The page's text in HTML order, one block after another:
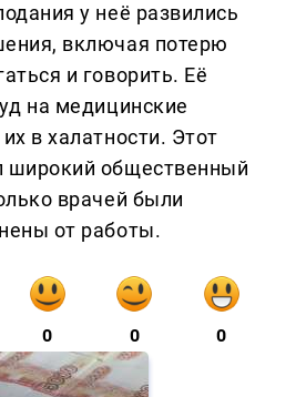
у неё развились
включая потерю
и говорить. Её
на медицинские
в халатности. Этот
широкий общественный
врачей были
от работы.
0 0 0